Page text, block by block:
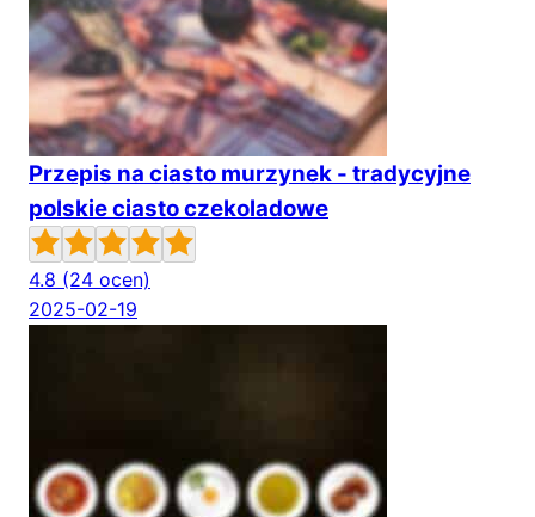
Przepis na ciasto murzynek - tradycyjne
polskie ciasto czekoladowe
4.8 (24 ocen)
2025-02-19